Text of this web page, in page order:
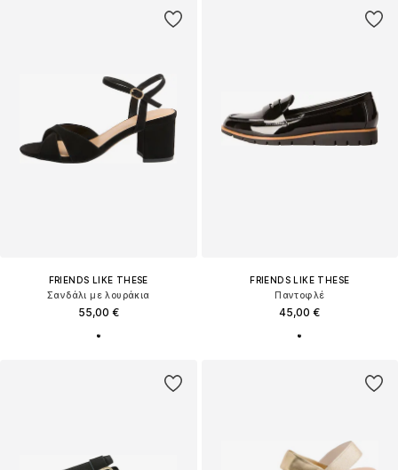
FRIENDS LIKE THESE
Σανδάλι με λουράκια
55,00 €
FRIENDS LIKE THESE
Παντοφλέ
45,00 €